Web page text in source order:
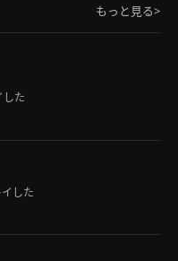
もっと見る>
た
した